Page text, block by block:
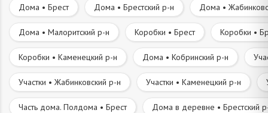
Дома • Брест Дома • Брестский р-н Дома •
Дома • Малоритский р-н Коробки • Брест Коробки •
Коробки • Каменецкий р-н Дома • Кобринский р-н
Участки • Жабинковский р-н Участки • Каменецкий р-н
Часть дома. Полдома • Брест Дома в деревне • Брестский